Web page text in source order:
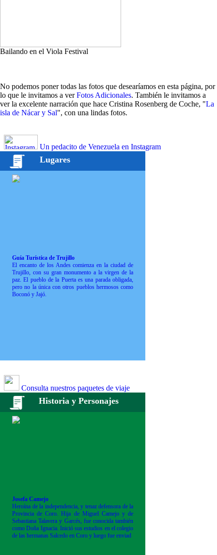
Bailando en el Viola Festival
No podemos poner todas las fotos que desearíamos en esta página, por
lo que le invitamos a verFotos Adicionales. También le invitamos a
ver la excelente narración que hace Cristina Rosenberg de Coche, "La
isla de Nácar y Sal", con una lindas fotos.
Un pedacito de Venezuela en Instagram
Lugares
Guía Turística de Trujillo
El encanto de los Andes comienza en la ciudad de
Trujillo, con su gran monumento a la virgen de la
paz. El pueblo de la Puerta es una parada obligada,
pero no la única con otros pueblos hermosos como
Boconó y Jajó.
Consulta nuestros paquetes de viaje
Historia y Personajes
Josefa Camejo
Heroína de la independencia, y tenaz defensora de la
Provincia de Coro. Hija de Miguel Camejo y de
Sebastiana Talavera y Garcés, fue conocida también
como Doña Ignacia. Inició sus estudios en el colegio
de las hermanas Salcedo en Coro y luego fue enviad